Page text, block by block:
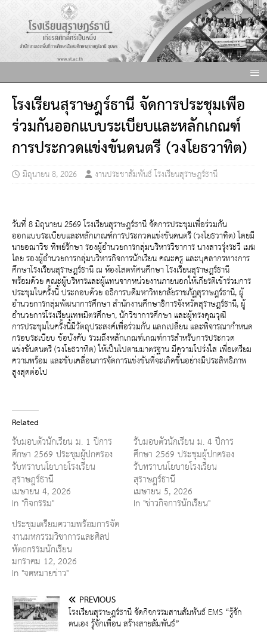
โรงเรียนสุราษฎร์ธานี จัดการประชุมเพื่อ
ร่วมกันออกแบบระเบียบและหลักเกณฑ์
การประกวดแข่งขันดนตรี (วงโยธวาทิต)
มิถุนายน 8, 2026 งานประชาสัมพันธ์ โรงเรียนสุราษฎร์ธานี
วันที่ 8 มิถุนายน 2569 โรงเรียนสุราษฎร์ธานี จัดการประชุมเพื่อร่วมกัน
ออกแบบระเบียบและหลักเกณฑ์การประกวดแข่งขันดนตรี (วงโยธวาทิต) โดยมี
นายอณาวิช ทิพย์รักษา รองผู้อำนวยการกลุ่มบริหารวิชาการ นางสาวรุ่งระวี เมฆ
ไลย รองผู้อำนวยการกลุ่มบริหารกิจการนักเรียน คณะครู และบุคลากรทางการ
ศึกษาโรงเรียนสุราษฎร์ธานี ณ ห้องโสตทัศนศึกษา โรงเรียนสุราษฎร์ธานี
พร้อมด้วย คณะผู้บริหารและผู้แทนจากหน่วยงานภายนอกให้เกียรติเข้าร่วมการ
ประชุมในครั้งนี้ ประกอบด้วย อธิการบดีมหาวิทยาลัยราชภัฏสุราษฎร์ธานี, ผู้
อำนวยการกลุ่มพัฒนาการศึกษา สำนักงานศึกษาธิการจังหวัดสุราษฎร์ธานี, ผู้
อำนวยการโรงเรียนเทพมิตรศึกษา, นักวิชาการศึกษา และผู้ทรงคุณวุฒิ
การประชุมในครั้งนี้มีวัตถุประสงค์เพื่อร่วมกัน แลกเปลี่ยน และพิจารณากำหนด
กรอบระเบียบ ข้อบังคับ รวมถึงหลักเกณฑ์เกณฑ์การสำหรับการประกวด
แข่งขันดนตรี (วงโยธวาทิต) ให้เป็นไปตามมาตรฐาน มีความโปร่งใส เพื่อเตรียม
ความพร้อม และขับเคลื่อนการจัดการแข่งขันที่จะเกิดขึ้นอย่างมีประสิทธิภาพ
สูงสุดต่อไป
Related
รับมอบตัวนักเรียน ม. 1 ปีการ
ศึกษา 2569 ประชุมผู้ปกครอง
รับทราบนโยบายโรงเรียน
สุราษฎร์ธานี
เมษายน 4, 2026
In "กิจกรรม"
รับมอบตัวนักเรียน ม. 4 ปีการ
ศึกษา 2569 ประชุมผู้ปกครอง
รับทราบนโยบายโรงเรียน
สุราษฎร์ธานี
เมษายน 5, 2026
In "ข่าวกิจการนักเรียน"
ประชุมเตรียมความพร้อมการจัด
งานมหกรรมวิชาการและศิลป
หัตถกรรมนักเรียน
มกราคม 12, 2026
In "จดหมายข่าว"
PREVIOUS
โรงเรียนสุราษฎร์ธานี จัดกิจกรรมสานสัมพันธ์ EMS “รู้จัก
ตนเอง รู้จักเพื่อน สร้างสายสัมพันธ์”